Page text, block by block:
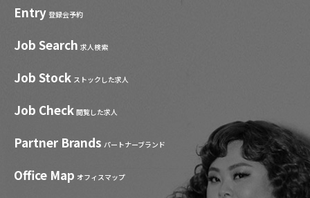
Entry 登録会予約
Job Search 求人検索
Job Stock ストックした求人
Job Check 閲覧した求人
Partner Brands パートナーブランド
Office Map オフィスマップ